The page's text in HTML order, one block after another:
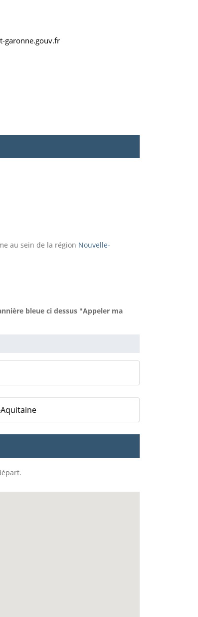
garonne.gouv.fr
au sein de la région Nouvelle-
bleue ci dessus "Appeler ma